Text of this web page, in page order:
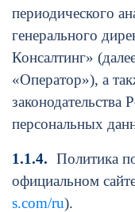
периодического
генерального
Консалтинг»
«Оператор»), а
законодательства
персональных
1.1.4. Политика
официальном
s.com/ru).